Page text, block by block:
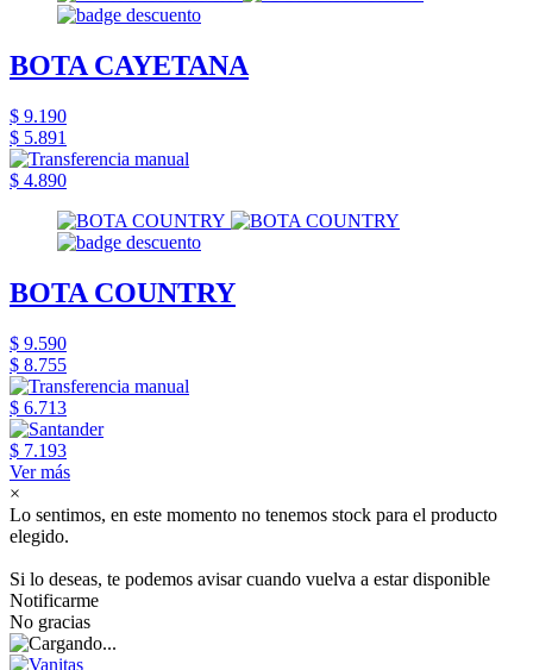
BOTA CAYETANA
$ 9.190
$ 5.891
$ 4.890
BOTA COUNTRY
$ 9.590
$ 8.755
$ 6.713
$ 7.193
Ver más
×
Lo sentimos, en este momento no tenemos stock para el producto
elegido.
Si lo deseas, te podemos avisar cuando vuelva a estar disponible
Notificarme
No gracias